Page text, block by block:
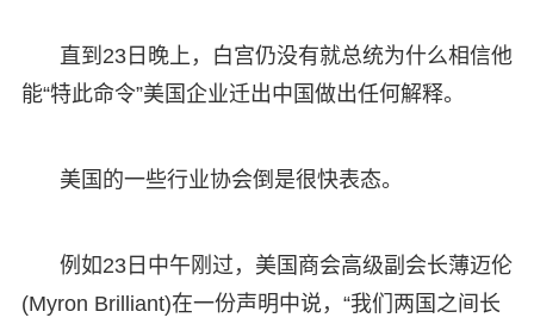
直到23日晚上，白宫仍没有就总统为什么相信他
能“特此命令”美国企业迁出中国做出任何解释。
美国的一些行业协会倒是很快表态。
例如23日中午刚过，美国商会高级副会长薄迈伦
(Myron Brilliant)在一份声明中说，“我们两国之间长